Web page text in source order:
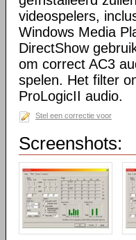
videospelers,
Windows Media
DirectShow
om correct AC3
spelen. Het filter
ProLogicII audio.
Stel een correctie voor
Screenshots: